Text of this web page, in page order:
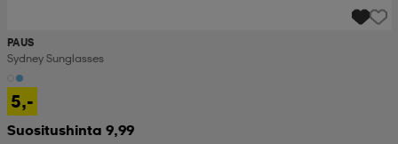
PAUS
Sydney Sunglasses
5,-
Suositushinta 9,99